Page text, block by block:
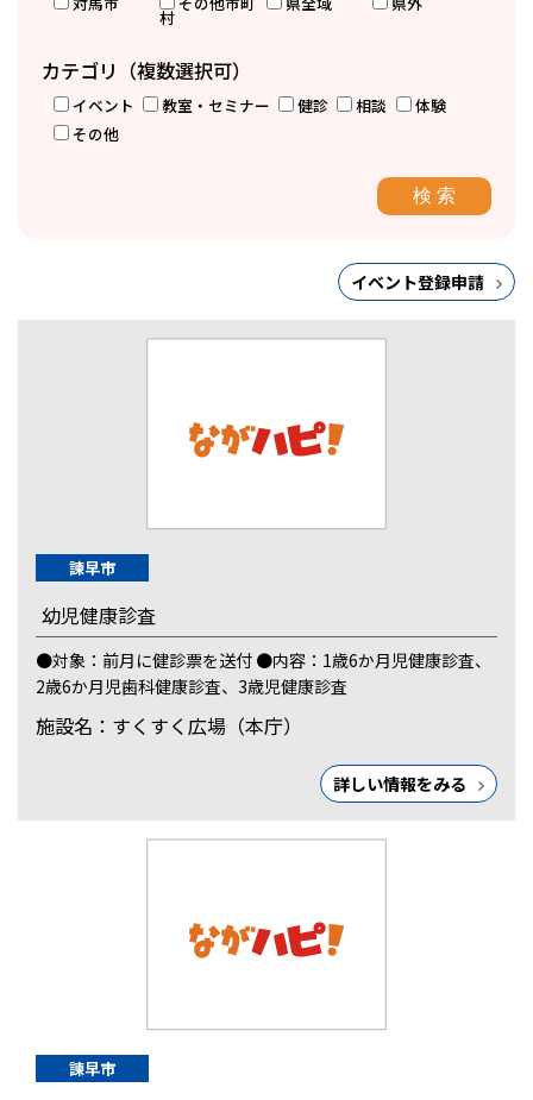
村
カテゴリ（複数選択可）
イベント 教室・セミナー 健診 相談
体験
その他
イベント登録申請
諫早市
幼児健康診査
●対象：前月に健診票を送付 ●内容：1歳6か月児健康診査、
2歳6か月児歯科健康診査、3歳児健康診査
施設名：すくすく広場（本庁）
詳しい情報をみる
諫早市